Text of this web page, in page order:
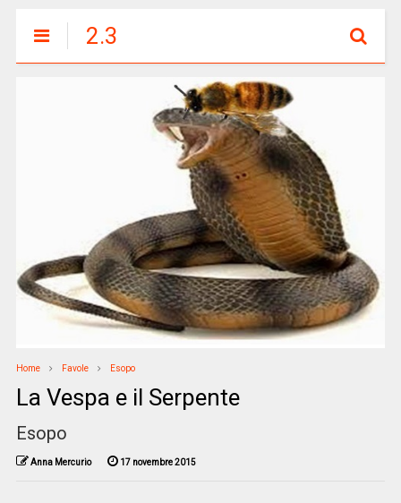
2.3
Home Favole Esopo
La Vespa e il Serpente
Esopo
Anna Mercurio 17 novembre 2015